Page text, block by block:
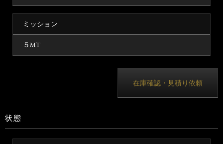
ミッション
５MT
在庫確認・見積り依頼
状態